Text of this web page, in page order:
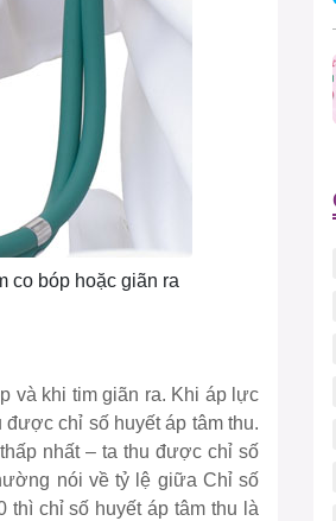
co bóp hoặc giãn ra
và khi tim giãn ra. Khi áp lực
chỉ số huyết áp tâm thu.
nhất – ta thu được chỉ số
nói về tỷ lệ giữa Chỉ số
thì chỉ số huyết áp tâm thu là